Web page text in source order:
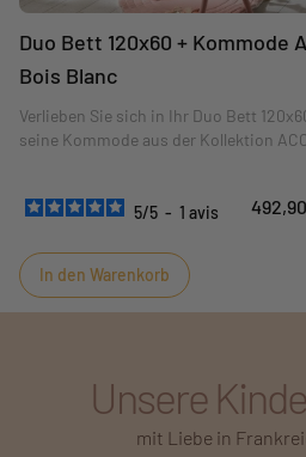
Duo Bett 120x60 + Kommode
Bois Blanc
Verlieben Sie sich in Ihr Duo Bett
seine Kommode aus der Kollektion
kleinen Griffen aus natürlichem
Schlafzimmerambiente passt!
5/5 - 1avis
In den Warenkorb
Unsere
mit Liebe in